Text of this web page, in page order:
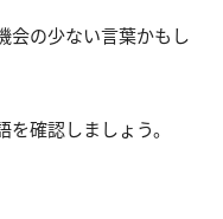
会の少ない言葉かもし
確認しましょう。